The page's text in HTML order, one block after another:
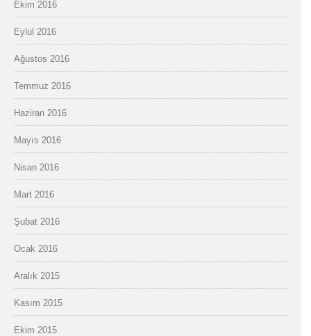
Ekim 2016
Eylül 2016
Ağustos 2016
Temmuz 2016
Haziran 2016
Mayıs 2016
Nisan 2016
Mart 2016
Şubat 2016
Ocak 2016
Aralık 2015
Kasım 2015
Ekim 2015